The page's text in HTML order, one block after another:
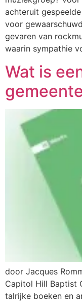
achteruit
voor
gevaren van
waarin sympathie
Wat is
door Jacques
Capitol Hill Baptist
talrijke boeken en